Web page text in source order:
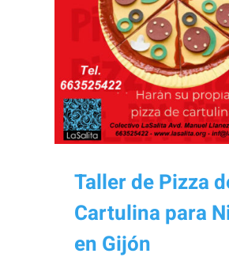
Taller de Pizza
Cartulina para
en Gijón
Son